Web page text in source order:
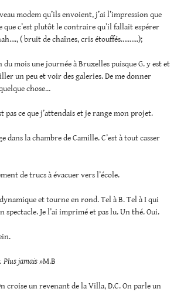
modem qu’ils envoient, j’ai l’impression que
que c’est plutôt le contraire qu’il fallait espérer
( bruit de chaînes, cris étouffés……….);
du mois une journée à Bruxelles puisque G. y est et
un peu et voir des galeries. De me donner
chose…
pas ce que j’attendais et je range mon projet.
dans la chambre de Camille. C’est à tout casser
de trucs à évacuer vers l’école.
et tourne en rond. Tel à B. Tel à I qui
spectacle. Je l’ai imprimé et pas lu. Un thé. Oui.
Plus jamais »M.B
croise un revenant de la Villa, D.C. On parle un